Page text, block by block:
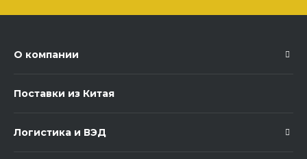
О компании
Поставки из Китая
Логистика и ВЭД